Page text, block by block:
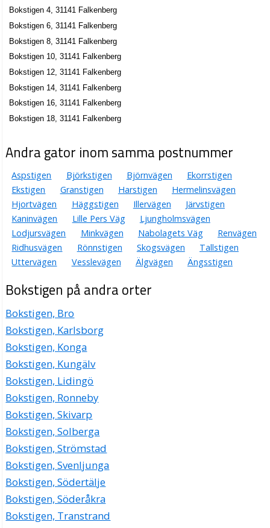
Bokstigen 4, 31141 Falkenberg
Bokstigen 6, 31141 Falkenberg
Bokstigen 8, 31141 Falkenberg
Bokstigen 10, 31141 Falkenberg
Bokstigen 12, 31141 Falkenberg
Bokstigen 14, 31141 Falkenberg
Bokstigen 16, 31141 Falkenberg
Bokstigen 18, 31141 Falkenberg
Andra gator inom samma postnummer
Aspstigen Björkstigen Björnvägen
Ekorrstigen
Ekstigen
Granstigen Harstigen
Hermelinsvägen
Hjortvägen
Häggstigen Illervägen
Järvstigen
Kaninvägen
Lille Pers Väg
Ljungholmsvägen
Lodjursvägen
Minkvägen Nabolagets Väg
Renvägen
Ridhusvägen
Rönnstigen Skogsvägen
Tallstigen
Uttervägen
Vesslevägen Älgvägen Ängsstigen
Bokstigen på andra orter
Bokstigen, Bro
Bokstigen, Karlsborg
Bokstigen, Konga
Bokstigen, Kungälv
Bokstigen, Lidingö
Bokstigen, Ronneby
Bokstigen, Skivarp
Bokstigen, Solberga
Bokstigen, Strömstad
Bokstigen, Svenljunga
Bokstigen, Södertälje
Bokstigen, Söderåkra
Bokstigen, Transtrand